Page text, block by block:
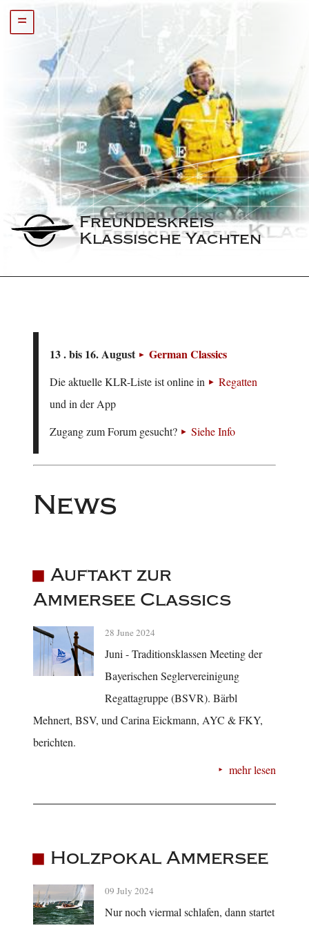
=
Freundeskreis
Klassische Yachten
13 . bis 16. August German Classics
Die aktuelle KLR-Liste ist online in
Regatten
und in der App
Zugang zum Forum gesucht?
Siehe Info
News
Auftakt zur
Ammersee Classics
28 June 2024
Juni - Traditionsklassen Meeting der
Bayerischen Seglervereinigung
Regattagruppe (BSVR). Bärbl
Mehnert, BSV, und Carina Eickmann, AYC & FKY,
berichten.
mehr lesen
Holzpokal Ammersee
09 July 2024
Nur noch viermal schlafen, dann startet